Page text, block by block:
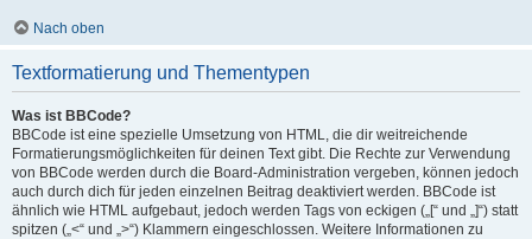
Nach oben
Textformatierung und Thementypen
Was ist BBCode?
BBCode ist eine spezielle Umsetzung von HTML, die dir weitreichende
Formatierungsmöglichkeiten für deinen Text gibt. Die Rechte zur Verwendung
von BBCode werden durch die Board-Administration vergeben, können jedoch
auch durch dich für jeden einzelnen Beitrag deaktiviert werden. BBCode ist
ähnlich wie HTML aufgebaut, jedoch werden Tags von eckigen („[“ und „]“) statt
spitzen („<“ und „>“) Klammern eingeschlossen. Weitere Informationen zu